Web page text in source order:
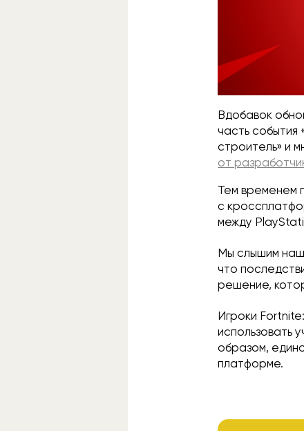
Вдобавок
часть события
строитель» и
от
Тем временем
с
между
Мы слышим
что
решение,
Игроки
использовать
образом,
платформе.